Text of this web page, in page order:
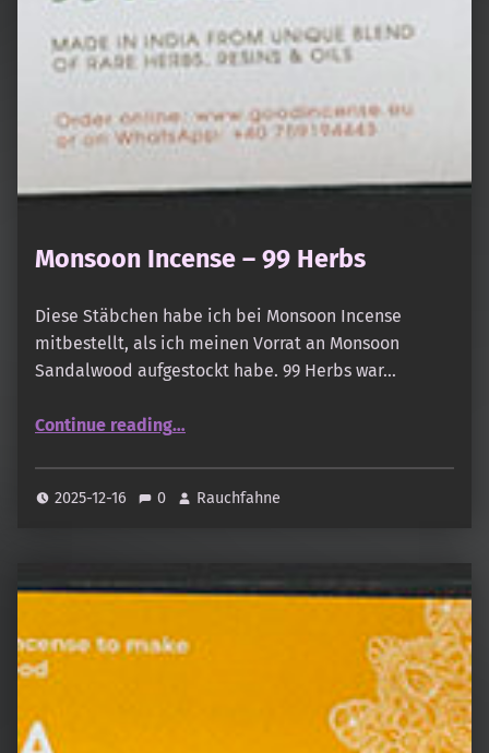
Monsoon Incense – 99 Herbs
Diese Stäbchen habe ich bei Monsoon Incense
mitbestellt, als ich meinen Vorrat an Monsoon
Sandalwood aufgestockt habe. 99 Herbs war…
Continue reading“Monsoon Incense – 99 Herbs”
…
2025-12-16 0 Rauchfahne